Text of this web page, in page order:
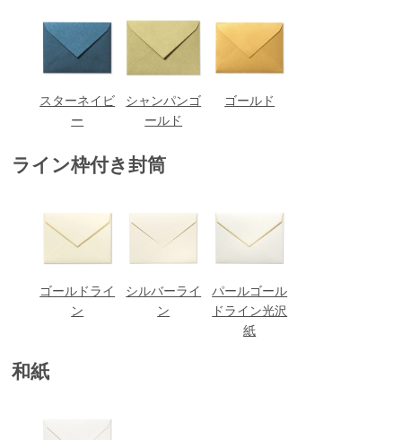
スターネイビ
ー
シャンパンゴ
ールド
ゴールド
ライン枠付き封筒
ゴールドライ
ン
シルバーライ
ン
パールゴール
ドライン光沢
紙
和紙